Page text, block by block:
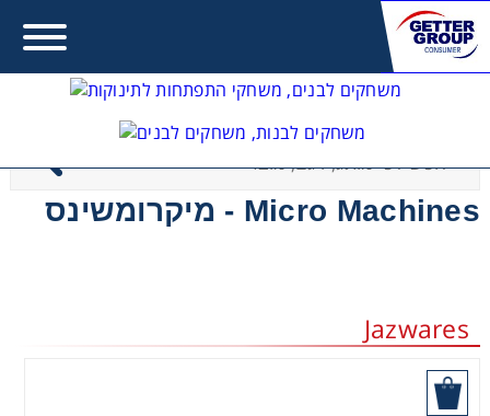
Micro Machines - מיקרומשינס
Jazwares
Error:Contact form not found.
משחקים לבנים